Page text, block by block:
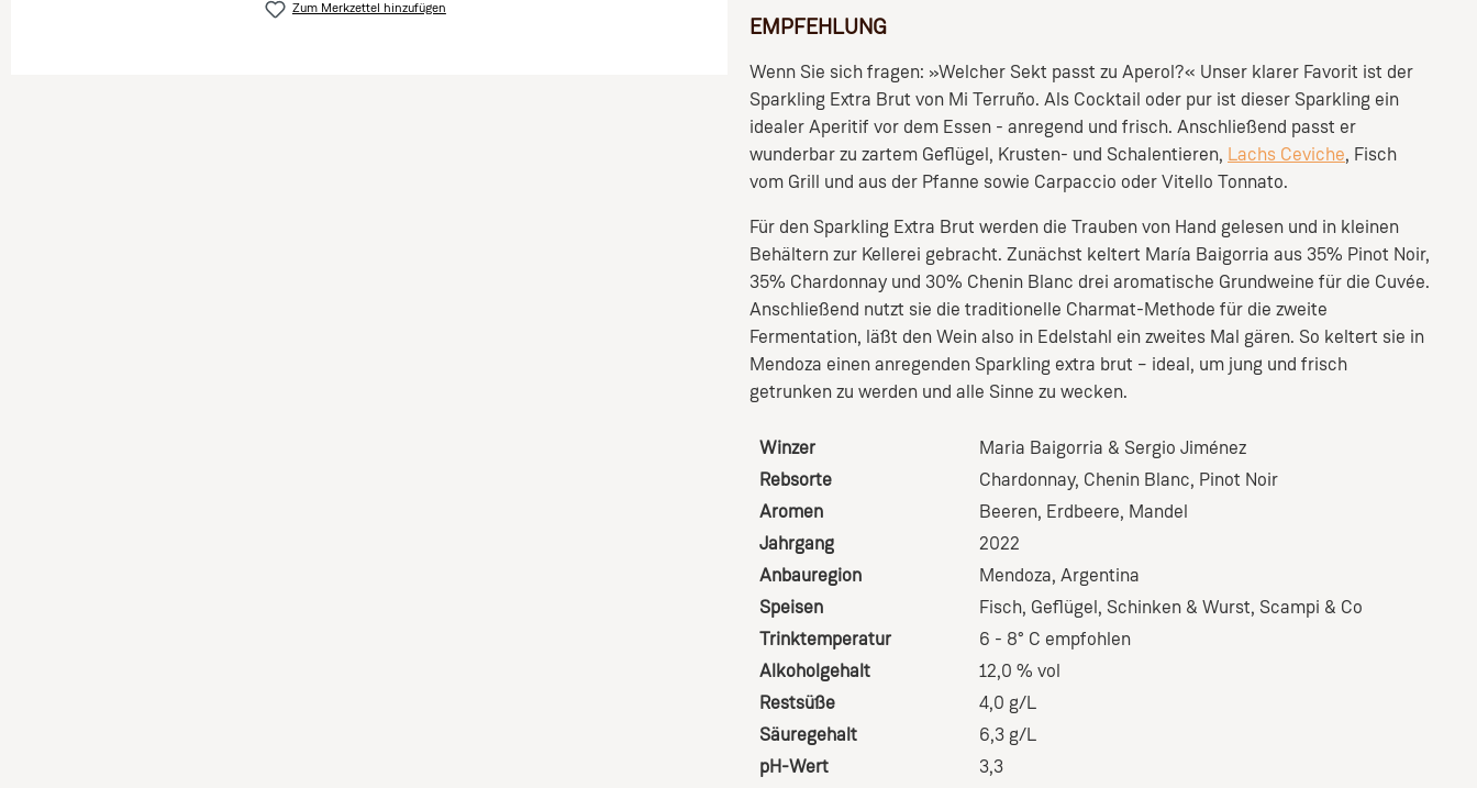
Zum Merkzettel hinzufügen
EMPFEHLUNG
Wenn Sie sich fragen: »Welcher Sekt passt zu Aperol?« Unser klarer Favorit ist der
Sparkling Extra Brut von Mi Terruño. Als Cocktail oder pur ist dieser Sparkling ein
idealer Aperitif vor dem Essen - anregend und frisch. Anschließend passt er
wunderbar zu zartem Geflügel, Krusten- und Schalentieren, Lachs Ceviche, Fisch
vom Grill und aus der Pfanne sowie Carpaccio oder Vitello Tonnato.
Für den Sparkling Extra Brut werden die Trauben von Hand gelesen und in kleinen
Behältern zur Kellerei gebracht. Zunächst keltert María Baigorria aus 35% Pinot Noir,
35% Chardonnay und 30% Chenin Blanc drei aromatische Grundweine für die Cuvée.
Anschließend nutzt sie die traditionelle Charmat-Methode für die zweite
Fermentation, läßt den Wein also in Edelstahl ein zweites Mal gären. So keltert sie in
Mendoza einen anregenden Sparkling extra brut – ideal, um jung und frisch
getrunken zu werden und alle Sinne zu wecken.
Winzer
Maria Baigorria & Sergio Jiménez
Rebsorte
Chardonnay, Chenin Blanc, Pinot Noir
Aromen
Beeren, Erdbeere, Mandel
Jahrgang
2022
Anbauregion
Mendoza, Argentina
Speisen
Fisch, Geflügel , Schinken & Wurst, Scampi & Co
Trinktemperatur
6 - 8° C empfohlen
Alkoholgehalt
12,0 % vol
Restsüße
4,0 g/L
Säuregehalt
6,3 g/L
pH-Wert
3,3